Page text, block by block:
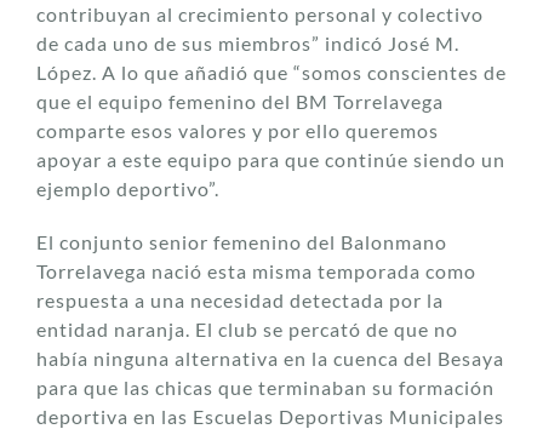
contribuyan al crecimiento personal y colectivo
de cada uno de sus miembros” indicó José M.
López. A lo que añadió que “somos conscientes de
que el equipo femenino del BM Torrelavega
comparte esos valores y por ello queremos
apoyar a este equipo para que continúe siendo un
ejemplo deportivo”.
El conjunto senior femenino del Balonmano
Torrelavega nació esta misma temporada como
respuesta a una necesidad detectada por la
entidad naranja. El club se percató de que no
había ninguna alternativa en la cuenca del Besaya
para que las chicas que terminaban su formación
deportiva en las Escuelas Deportivas Municipales